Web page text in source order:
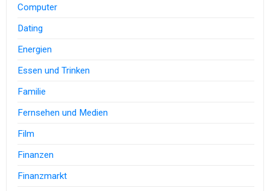
Computer
Dating
Energien
Essen und Trinken
Familie
Fernsehen und Medien
Film
Finanzen
Finanzmarkt